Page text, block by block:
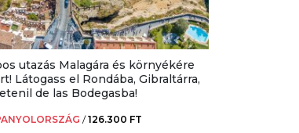
utazás Malagára és környékére
Látogass el Rondába, Gibraltárra,
de las Bodegasba!
/126.300 FT